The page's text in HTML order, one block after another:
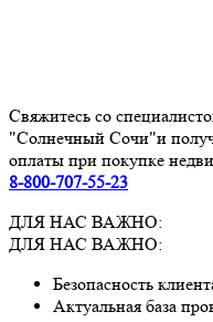
Свяжитесь со
"Солнечный Сочи"и
оплаты при покупке
8-800-707-55-23
ДЛЯ НАС ВАЖНО:
ДЛЯ НАС ВАЖНО:
Безопасность
Актуальная база